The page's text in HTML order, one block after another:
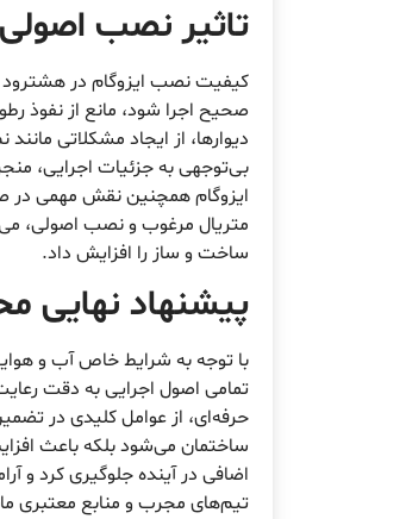
تاثیر نصب
کیفیت نصب ایزوگام در هشترود
صحیح اجرا شود، مانع از نفوذ
دیوارها، از ایجاد مشکلاتی
بی‌توجهی به جزئیات اجرایی،
ایزوگام همچنین نقش مهمی در
متریال مرغوب و نصب اصولی،
ساخت و ساز را افزایش داد.
پیشنهاد نهایی
با توجه به شرایط خاص آب و
تمامی اصول اجرایی به دقت
حرفه‌ای، از عوامل کلیدی در
ساختمان می‌شود بلکه باعث
اضافی در آینده جلوگیری کرد و
تیم‌های مجرب و منابع معتبری